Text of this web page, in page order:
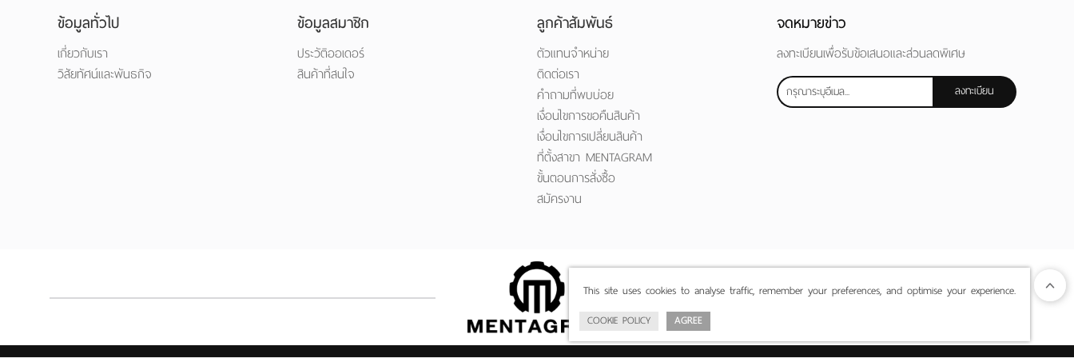
ข้อมูลทั่วไป
เกี่ยวกับเรา
วิสัยทัศน์และพันธกิจ
ข้อมูลสมาชิก
ประวัติออเดอร์
สินค้าที่สนใจ
ลูกค้าสัมพันธ์
ตัวแทนจำหน่าย
ติดต่อเรา
คำถามที่พบบ่อย
เงื่อนไขการขอคืนสินค้า
เงื่อนไขการเปลี่ยนสินค้า
ที่ตั้งสาขา MENTAGRAM
ขั้นตอนการสั่งซื้อ
สมัครงาน
จดหมายข่าว
ลงทะเบียนเพื่อรับข้อเสนอและส่วนลดพิเศษ
ลงทะเบียน
This site uses cookies to analyse traffic, remember your preferences, and optimise your experience.
COOKIE POLICY AGREE